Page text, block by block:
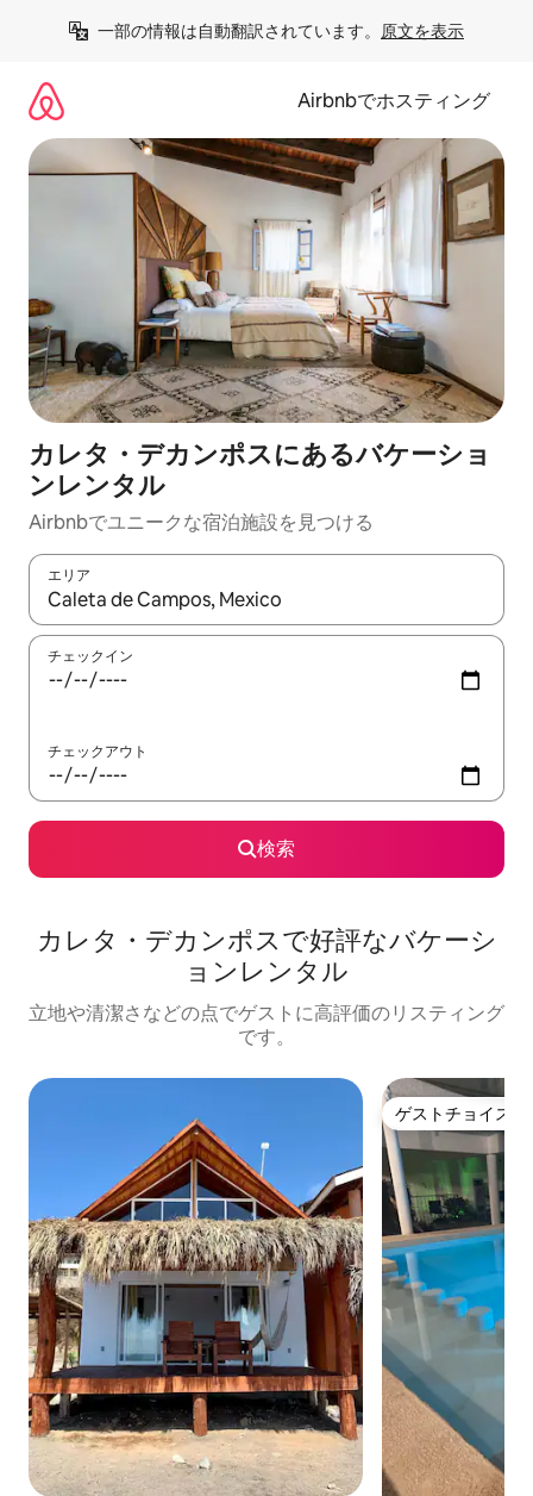
一部の情報は自動翻訳されています。 原文を表示
Airbnbでホスティング
カレタ・デカンポスにあるバケーショ
ンレンタル
Airbnbでユニークな宿泊施設を見つける
エリア
検索結果が表示されたら、上下の矢印キーを使って移動するか
チェックイン
チェックアウト
検索
カレタ・デカンポスで好評なバケーシ
ョンレンタル
立地や清潔さなどの点でゲストに高評価のリスティング
です。
ゲストチョイス
ゲストチョイス